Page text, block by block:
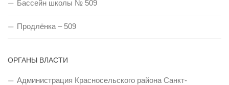
Бассейн школы № 509
Продлёнка – 509
ОРГАНЫ ВЛАСТИ
Администрация Красносельского района Санкт-